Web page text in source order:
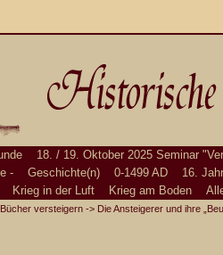
18. / 19. Oktober 2025 Seminar
-
Geschichte(n) 0-1499 AD 16.
Krieg in der Luft Krieg am Boden
versteigern -> Die Ansteigerer und ihre